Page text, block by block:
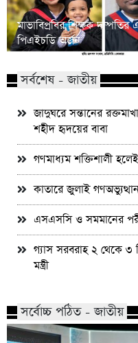
মাভাবিপ্রবির শিক্ষক দম্পতির
পিএইচডি অর্জন
সর্বশেষ - জাতীয়
জাদুঘরে সন্তানের
শহীদ হৃদয়ের বাবা
গণমাধ্যম শক্তিশালী
কাতারে জুলাই
এসএসসি ও সমমানের
গ্যাস সরবরাহ ২ থেকে ৩
মন্ত্রী
সর্বোচ্চ পঠিত - জাতীয়